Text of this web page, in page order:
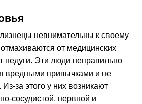
невнимательны к своему
от медицинских
недуги. Эти люди неправильно
вредными привычками и не
за этого у них возникают
сосудистой, нервной и